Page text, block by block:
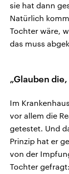
sie hat dann
Natürlich
Tochter wäre,
das muss
„Glauben
Im
vor allem die
getestet. Und
Prinzip hat er
von der
Tochter